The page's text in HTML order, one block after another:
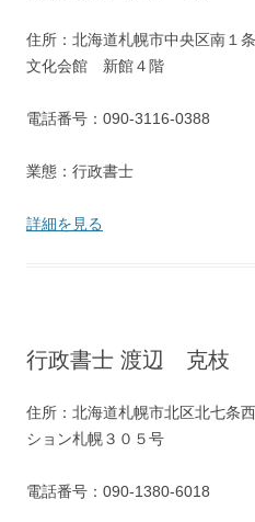
住所：北海道札幌市中央区南１
文化会館 新館４階
電話番号：090-3116-0388
業態：行政書士
詳細を見る
行政書士 渡辺 克枝
住所：北海道札幌市北区北七条
ション札幌３０５号
電話番号：090-1380-6018